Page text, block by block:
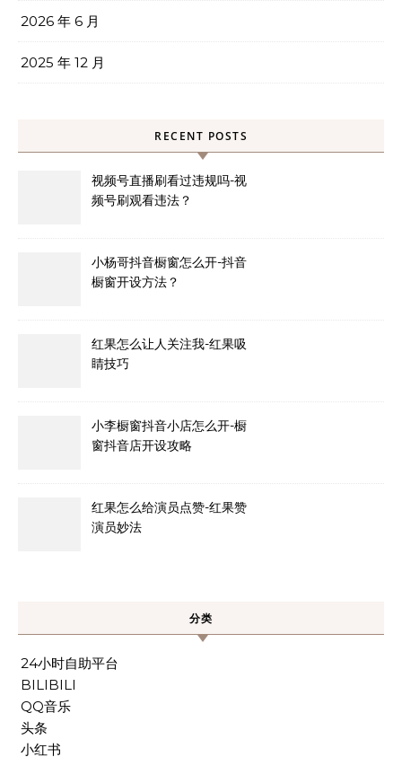
2026 年 6 月
2025 年 12 月
RECENT POSTS
视频号直播刷看过违规吗-视
频号刷观看违法？
小杨哥抖音橱窗怎么开-抖音
橱窗开设方法？
红果怎么让人关注我-红果吸
睛技巧
小李橱窗抖音小店怎么开-橱
窗抖音店开设攻略
红果怎么给演员点赞-红果赞
演员妙法
分类
24小时自助平台
BILIBILI
QQ音乐
头条
小红书